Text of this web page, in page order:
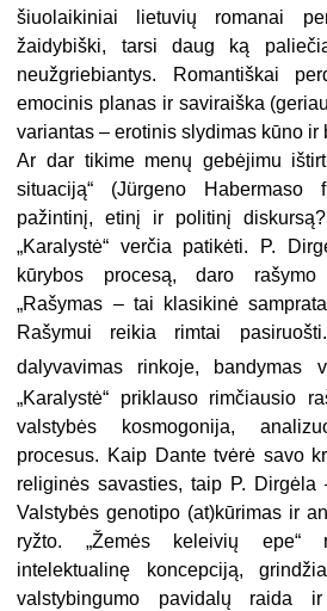
šiuolaikiniai lietuvių romanai
žaidybiški, tarsi daug ką
neužgriebiantys. Romantiškai
emocinis planas ir saviraiška
variantas – erotinis slydimas kūno ir
Ar dar tikime menų gebėjimu
situaciją“ (Jürgeno
pažintinį, etinį ir politinį
„Karalystė“ verčia patikėti. P.
kūrybos procesą, daro
„Rašymas – tai klasikinė
Rašymui reikia rimtai
dalyvavimas rinkoje, bandymas
„Karalystė“ priklauso rimčiausio
valstybės kosmogonija,
procesus. Kaip Dante tvėrė savo
religinės savasties, taip P. Dirgėla
Valstybės genotipo (at)kūrimas ir
ryžto. „Žemės keleivių epe“
intelektualinę koncepciją,
valstybingumo pavidalų raida